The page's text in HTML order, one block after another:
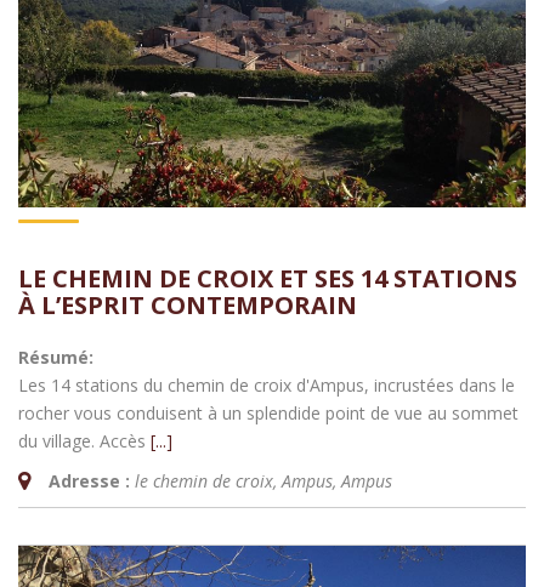
LE CHEMIN DE CROIX ET SES 14 STATIONS
À L’ESPRIT CONTEMPORAIN
Résumé:
Les 14 stations du chemin de croix d'Ampus, incrustées dans le
rocher vous conduisent à un splendide point de vue au sommet
du village. Accès [...]
Adresse : le chemin de croix, Ampus,Ampus